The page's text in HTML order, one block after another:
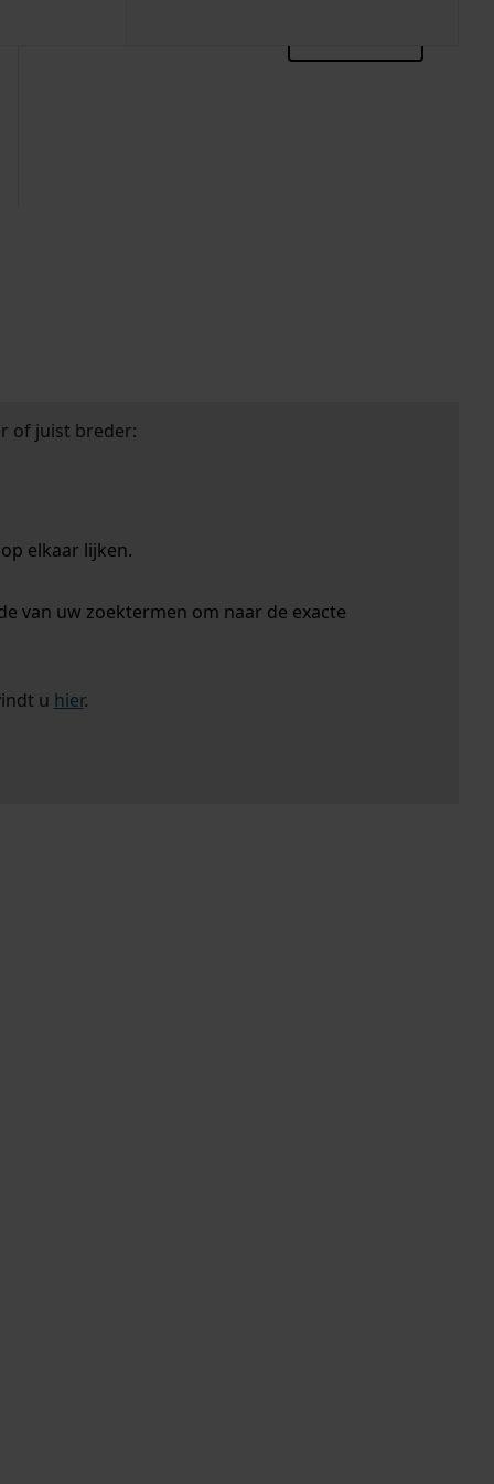
of juist breder:
elkaar lijken.
van uw zoektermen om naar de exacte
u hier.